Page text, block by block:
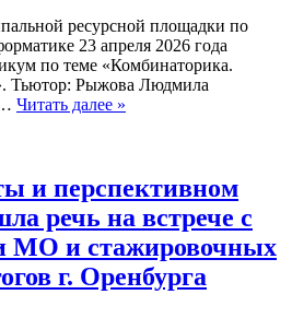
ресурсной площадки по
23 апреля 2026 года
по теме «Комбинаторика.
Тьютор: Рыжова Людмила
Читать далее »
и перспективном
речь на встрече с
МО и стажировочных
г. Оренбурга